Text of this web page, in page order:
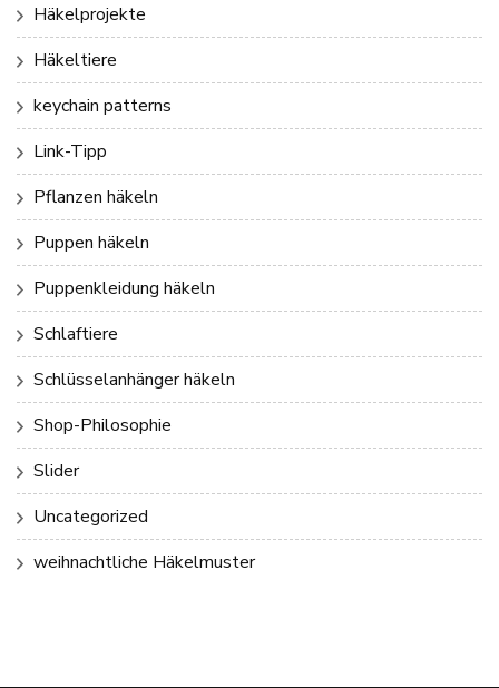
Häkelprojekte
Häkeltiere
keychain patterns
Link-Tipp
Pflanzen häkeln
Puppen häkeln
Puppenkleidung häkeln
Schlaftiere
Schlüsselanhänger häkeln
Shop-Philosophie
Slider
Uncategorized
weihnachtliche Häkelmuster